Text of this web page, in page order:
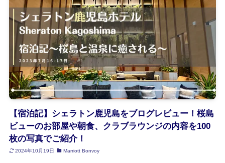
【宿泊記】シェラトン鹿児島をブログレビュー！桜島
ビューのお部屋や朝食、クラブラウンジの内容を100
枚の写真でご紹介！
2024年10月19日 Marriott Bonvoy